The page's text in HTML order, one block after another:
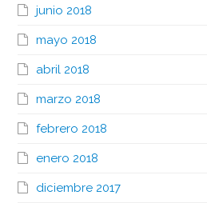
junio 2018
mayo 2018
abril 2018
marzo 2018
febrero 2018
enero 2018
diciembre 2017